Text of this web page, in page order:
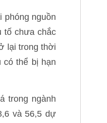
phóng nguồn
tố chưa chắc
lại trong thời
thể bị hạn
trong ngành
và 56,5 dự